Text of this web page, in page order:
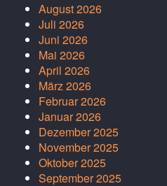
August 2026
Juli 2026
Juni 2026
Mai 2026
April 2026
März 2026
Februar 2026
Januar 2026
Dezember 2025
November 2025
Oktober 2025
September 2025